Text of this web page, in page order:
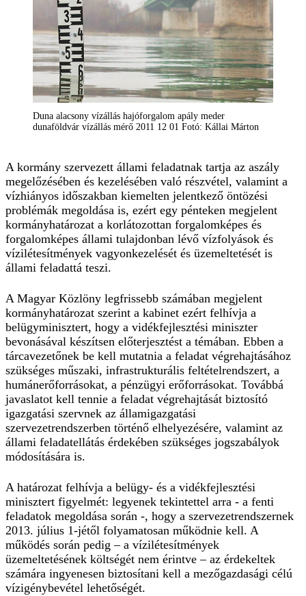
Duna alacsony vízállás hajóforgalom apály meder
dunaföldvár vízállás mérő 2011 12 01 Fotó: Kállai Márton
A kormány szervezett állami feladatnak tartja az aszály
megelőzésében és kezelésében való részvétel, valamint a
vízhiányos időszakban kiemelten jelentkező öntözési
problémák megoldása is, ezért egy pénteken megjelent
kormányhatározat a korlátozottan forgalomképes és
forgalomképes állami tulajdonban lévő vízfolyások és
vízilétesítmények vagyonkezelését és üzemeltetését is
állami feladattá teszi.
A Magyar Közlöny legfrissebb számában megjelent
kormányhatározat szerint a kabinet ezért felhívja a
belügyminisztert, hogy a vidékfejlesztési miniszter
bevonásával készítsen előterjesztést a témában. Ebben a
tárcavezetőnek be kell mutatnia a feladat végrehajtásához
szükséges műszaki, infrastrukturális feltételrendszert, a
humánerőforrásokat, a pénzügyi erőforrásokat. Továbbá
javaslatot kell tennie a feladat végrehajtását biztosító
igazgatási szervnek az államigazgatási
szervezetrendszerben történő elhelyezésére, valamint az
állami feladatellátás érdekében szükséges jogszabályok
módosítására is.
A határozat felhívja a belügy- és a vidékfejlesztési
minisztert figyelmét: legyenek tekintettel arra - a fenti
feladatok megoldása során -, hogy a szervezetrendszernek
2013. július 1-jétől folyamatosan működnie kell. A
működés során pedig – a vízilétesítmények
üzemeltetésének költségét nem érintve – az érdekeltek
számára ingyenesen biztosítani kell a mezőgazdasági célú
vízigénybevétel lehetőségét.